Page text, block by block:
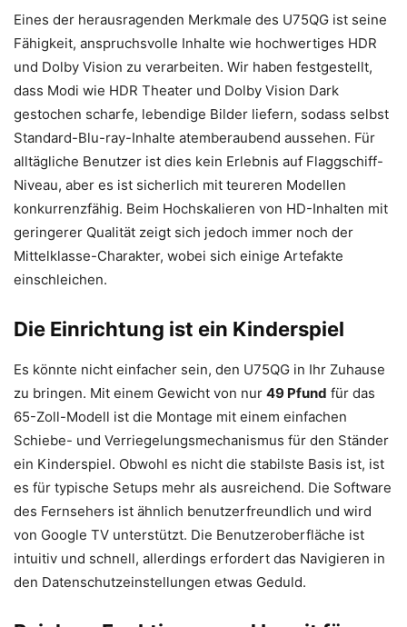
Eines der herausragenden Merkmale des U75QG ist seine
Fähigkeit, anspruchsvolle Inhalte wie hochwertiges HDR
und Dolby Vision zu verarbeiten. Wir haben festgestellt,
dass Modi wie HDR Theater und Dolby Vision Dark
gestochen scharfe, lebendige Bilder liefern, sodass selbst
Standard-Blu-ray-Inhalte atemberaubend aussehen. Für
alltägliche Benutzer ist dies kein Erlebnis auf Flaggschiff-
Niveau, aber es ist sicherlich mit teureren Modellen
konkurrenzfähig. Beim Hochskalieren von HD-Inhalten mit
geringerer Qualität zeigt sich jedoch immer noch der
Mittelklasse-Charakter, wobei sich einige Artefakte
einschleichen.
Die Einrichtung ist ein Kinderspiel
Es könnte nicht einfacher sein, den U75QG in Ihr Zuhause
zu bringen. Mit einem Gewicht von nur 49 Pfund für das
65-Zoll-Modell ist die Montage mit einem einfachen
Schiebe- und Verriegelungsmechanismus für den Ständer
ein Kinderspiel. Obwohl es nicht die stabilste Basis ist, ist
es für typische Setups mehr als ausreichend. Die Software
des Fernsehers ist ähnlich benutzerfreundlich und wird
von Google TV unterstützt. Die Benutzeroberfläche ist
intuitiv und schnell, allerdings erfordert das Navigieren in
den Datenschutzeinstellungen etwas Geduld.